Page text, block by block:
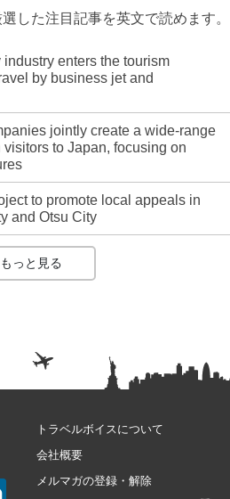
した注目記事を英文で読めます。
enters the tourism
by business jet and
jointly create a wide-range
to Japan, focusing on
to promote local appeals in
and Otsu City
もっと見る
トラベルボイスについて
会社概要
メルマガの登録・解除